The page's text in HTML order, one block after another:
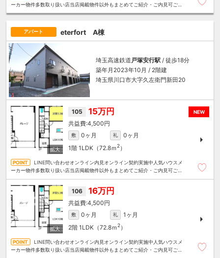
ーカー物件多数取り扱い店当店掲載物件以外もまとめてご紹介・ご内見可ご予
アパート eterfort A棟
埼玉高速鉄道戸塚安行駅 / 徒歩18分
築年月2023年10月 / 2階建
埼玉県川口市大字久左衛門新田20
NEW
105 15万円
4,500円
敷 0ヶ月 礼
0ヶ月
1階 1LDK（72.8ｍ 2）
LINE問い合わせオンライン内見オンライン契約実施中人気ハウスメ
ーカー物件多数取り扱い店当店掲載物件以外もまとめてご紹介・ご内見可ご予
106 16万円
4,500円
敷 0ヶ月 礼
1ヶ月
2階 1LDK（72.8ｍ 2）
LINE問い合わせオンライン内見オンライン契約実施中人気ハウスメ
ーカー物件多数取り扱い店当店掲載物件以外もまとめてご紹介・ご内見可ご予